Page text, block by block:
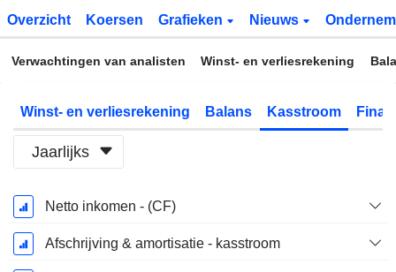
Overzicht Koersen Grafieken Nieuws
Verwachtingen van analisten Winst- en verliesrekening
Winst- en verliesrekening Balans Kasstroom
Jaarlijks
Start
boekjaar:
December
Netto inkomen - (CF)
Afschrijving & amortisatie - kasstroom